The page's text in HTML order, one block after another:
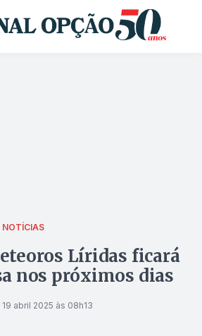
NOTÍCIAS
Líridas ficará
nos próximos dias
19 abril 2025 às 08h13